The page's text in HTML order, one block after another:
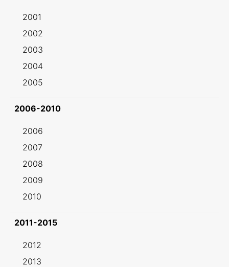
2001
2002
2003
2004
2005
2006-2010
2006
2007
2008
2009
2010
2011-2015
2012
2013